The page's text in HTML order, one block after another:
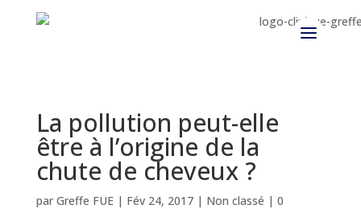
La pollution peut-elle
être à l’origine de la
chute de cheveux ?
par Greffe FUE| Fév 24, 2017| Non classé | 0